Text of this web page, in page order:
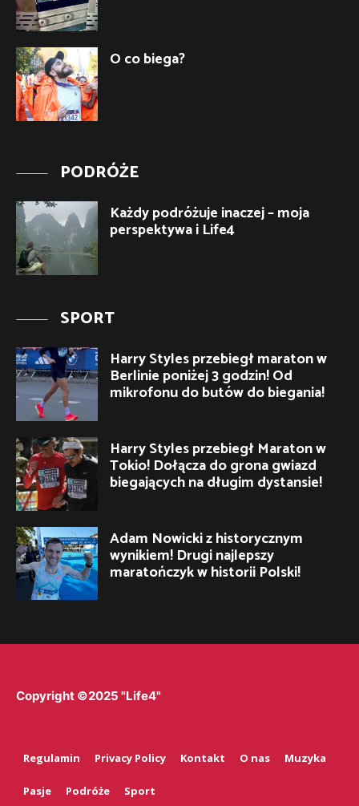
O co biega?
PODRÓŻE
Każdy podróżuje inaczej – moja
perspektywa i Life4
SPORT
Harry Styles przebiegł maraton w
Berlinie poniżej 3 godzin! Od
mikrofonu do butów do biegania!
Harry Styles przebiegł Maraton w
Tokio! Dołącza do grona gwiazd
biegających na długim dystansie!
Adam Nowicki z historycznym
wynikiem! Drugi najlepszy
maratończyk w historii Polski!
Copyright ©2025 "Life4"
Regulamin Privacy Policy Kontakt O nas Muzyka
Pasje Podróże Sport